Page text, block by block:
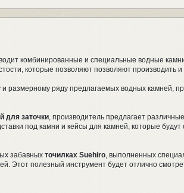
комбинированные и специальные водные
которые позволяют позволяют производить
размерному ряду предлагаемых водных камней,
для заточки, производитель предлагает
под камни и кейсы для камней, которые
забавных точилках Suehiro, выполненных
Этот полезный инструмент будет отлично